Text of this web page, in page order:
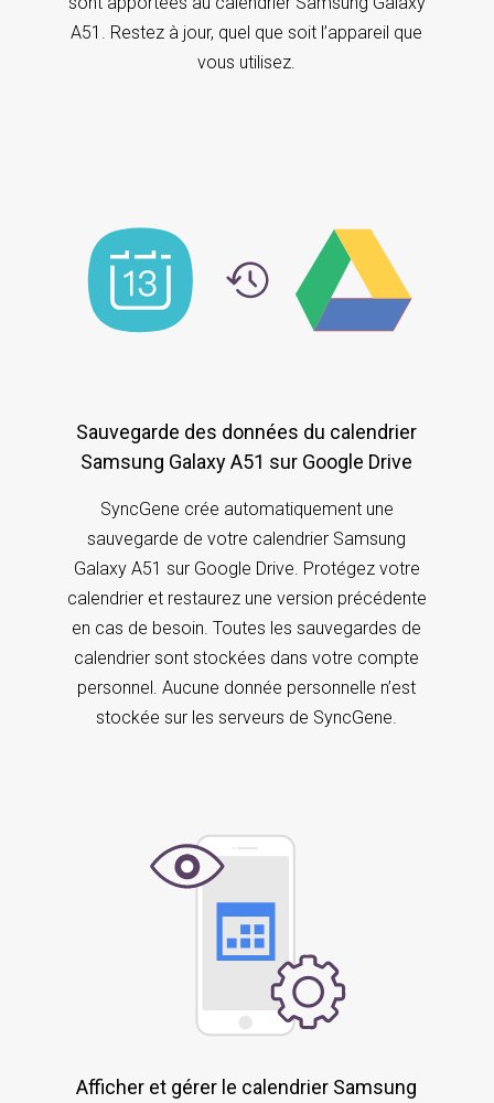
A51. Restez à jour, quel que soit l’appareil que
vous utilisez.
Sauvegarde des données du calendrier
Samsung Galaxy A51 sur Google Drive
SyncGene crée automatiquement une
sauvegarde de votre calendrier Samsung
Galaxy A51 sur Google Drive. Protégez votre
calendrier et restaurez une version précédente
en cas de besoin. Toutes les sauvegardes de
calendrier sont stockées dans votre compte
personnel. Aucune donnée personnelle n’est
stockée sur les serveurs de SyncGene.
Afficher et gérer le calendrier Samsung